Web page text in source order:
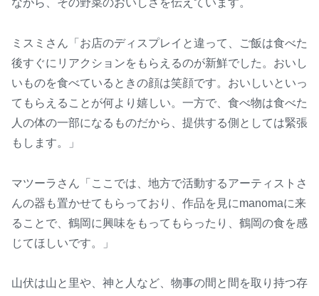
ながら、その野菜のおいしさを伝えています。
ミスミさん「お店のディスプレイと違って、ご飯は食べた
後すぐにリアクションをもらえるのが新鮮でした。おいし
いものを食べているときの顔は笑顔です。おいしいといっ
てもらえることが何より嬉しい。一方で、食べ物は食べた
人の体の一部になるものだから、提供する側としては緊張
もします。」
マツーラさん「ここでは、地方で活動するアーティストさ
んの器も置かせてもらっており、作品を見にmanomaに来
ることで、鶴岡に興味をもってもらったり、鶴岡の食を感
じてほしいです。」
山伏は山と里や、神と人など、物事の間と間を取り持つ存